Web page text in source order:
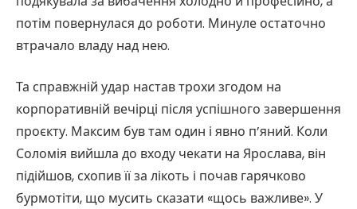
потім повернулася до роботи. Минуле остаточно
втрачало владу над нею.
Та справжній удар настав трохи згодом на
корпоративній вечірці після успішного завершення
проєкту. Максим був там один і явно п’яний. Коли
Соломія вийшла до входу чекати на Ярослава, він
підійшов, схопив її за лікоть і почав гарячково
бурмотіти, що мусить сказати «щось важливе». У